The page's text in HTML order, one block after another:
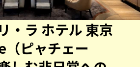
・ラ ホテル 東京
（ピャチェー